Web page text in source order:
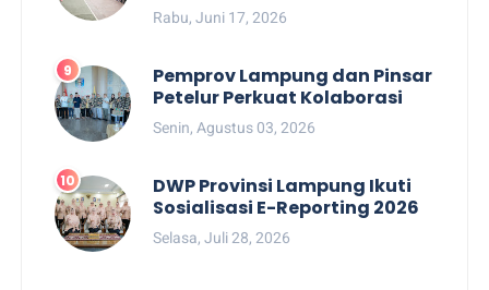
Rabu, Juni 17, 2026
Pemprov Lampung dan Pinsar
Petelur Perkuat Kolaborasi
Senin, Agustus 03, 2026
DWP Provinsi Lampung Ikuti
Sosialisasi E-Reporting 2026
Selasa, Juli 28, 2026